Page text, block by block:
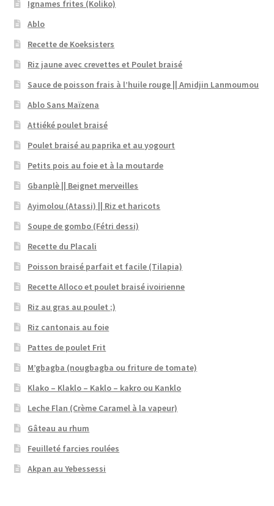
Ignames frites (Koliko)
Ablo
Recette de Koeksisters
Riz jaune avec crevettes et Poulet braisé
Sauce de poisson frais à l’huile rouge || Amidjin Lanmoumou
Ablo Sans Maïzena
Attiéké poulet braisé
Poulet braisé au paprika et au yogourt
Petits pois au foie et à la moutarde
Gbanplè || Beignet merveilles
Ayimolou (Atassi) || Riz et haricots
Soupe de gombo (Fétri dessi)
Recette du Placali
Poisson braisé parfait et facile (Tilapia)
Recette Alloco et poulet braisé ivoirienne
Riz au gras au poulet ;)
Riz cantonais au foie
Pattes de poulet Frit
M’gbagba (nougbagba ou friture de tomate)
Klako – Klaklo – Kaklo – kakro ou Kanklo
Leche Flan (Crème Caramel à la vapeur)
Gâteau au rhum
Feuilleté farcies roulées
Akpan au Yebessessi